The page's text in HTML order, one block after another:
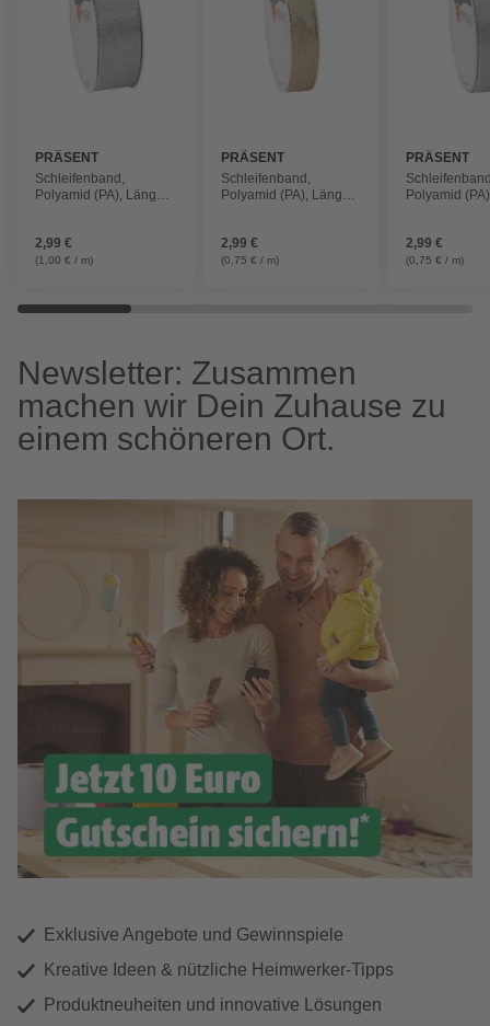
PRÄSENT
Schleifenband,
Polyamid (PA), Länge:
2,99 €
(1,00 € / m)
PRÄSENT
Schleifenband,
Polyamid (PA), Länge:
2,99 €
(0,75 € / m)
PRÄSENT
Polyamid
2,99 €
(0,75 € / m)
Newsletter: Zusammen
machen wir Dein Zuhause zu
einem schöneren Ort.
Exklusive Angebote und Gewinnspiele
Kreative Ideen & nützliche Heimwerker-Tipps
Produktneuheiten und innovative Lösungen